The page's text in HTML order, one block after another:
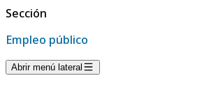
Sección
Empleo público
Abrir menú lateral